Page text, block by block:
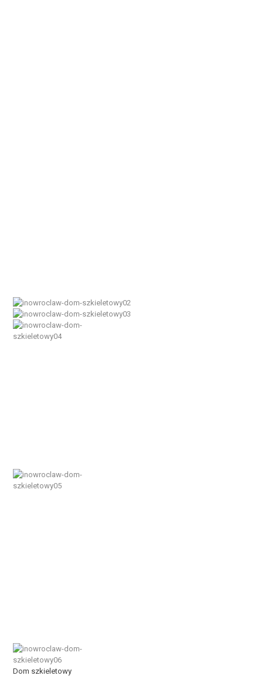
Dom szkieletowy